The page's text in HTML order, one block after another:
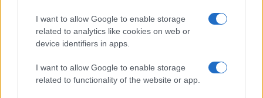
I want to allow Google to enable storage
related to analytics like cookies on web or
device identifiers in apps.
I want to allow Google to enable storage
related to functionality of the website or app.
Continua a leggere